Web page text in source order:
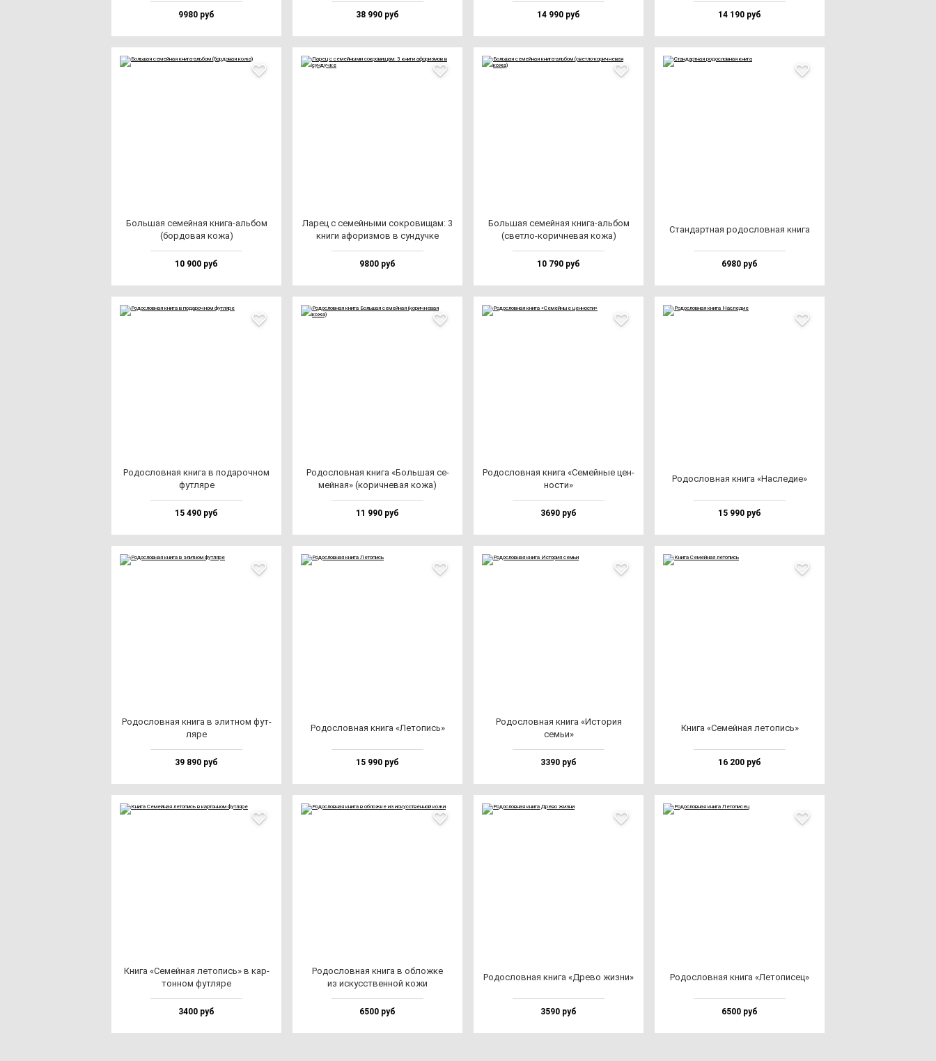
9980 руб 38 990 руб 14 990 руб 14 190 руб
Боль­шая се­мей­ная кни­га-аль­бом
(бор­до­вая ко­жа)
10 900 руб
Ларец с се­мей­ны­ми сок­ро­ви­щам: 3
кни­ги афо­риз­мов в сун­дуч­ке
9800 руб
Боль­шая се­мей­ная кни­га-аль­бом
(свет­ло-ко­рич­не­вая ко­жа)
10 790 руб
Стан­дар­тная ро­дос­лов­ная кни­га
6980 руб
Родос­лов­ная кни­га в по­да­роч­ном
фут­ля­ре
15 490 руб
Родос­лов­ная кни­га «Боль­шая се­
мей­ная» (ко­рич­не­вая ко­жа)
11 990 руб
Родос­лов­ная кни­га «Семей­ные цен­
нос­ти»
3690 руб
Родос­лов­ная кни­га «Нас­ле­дие»
15 990 руб
Родос­лов­ная кни­га в элит­ном фут­
ля­ре
39 890 руб
Родос­лов­ная кни­га «Лето­пись»
15 990 руб
Родос­лов­ная кни­га «Исто­рия
семьи»
3390 руб
Кни­га «Семей­ная ле­то­пись»
16 200 руб
Кни­га «Семей­ная ле­то­пись» в кар­
тон­ном фут­ля­ре
3400 руб
Родос­лов­ная кни­га в об­лож­ке
из ис­кусс­твен­ной ко­жи
6500 руб
Родос­лов­ная кни­га «Дре­во жиз­ни»
3590 руб
Родос­лов­ная кни­га «Лето­пи­сец»
6500 руб